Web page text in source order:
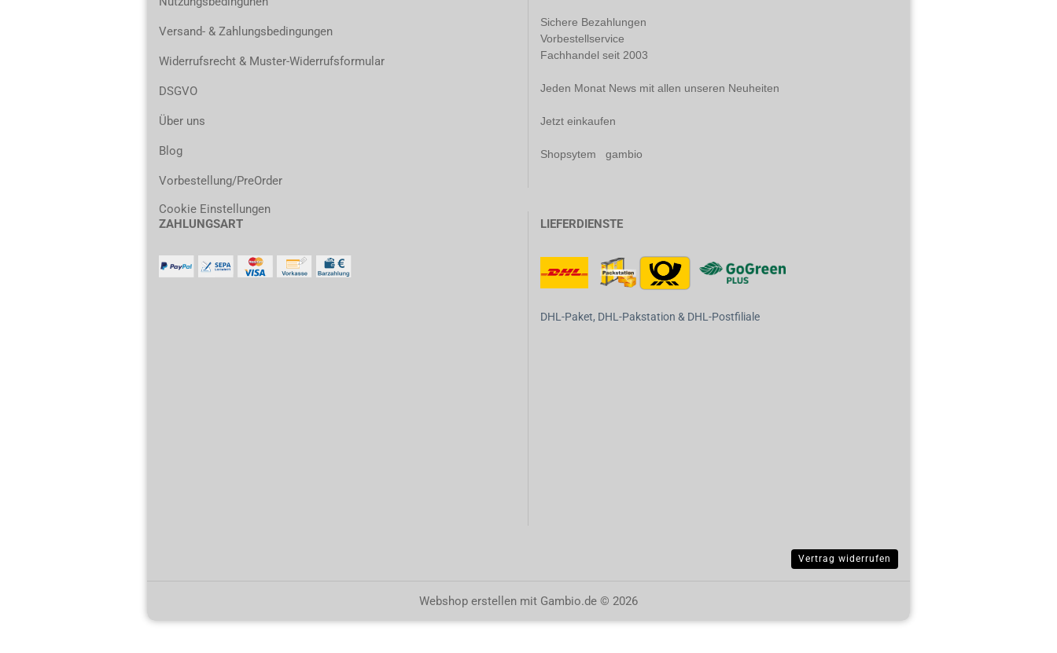
Versand- & Zahlungsbedingungen
Widerrufsrecht & Muster-Widerrufsformular
DSGVO
Über uns
Blog
Vorbestellung/PreOrder
Cookie Einstellungen
Sichere Bezahlungen
Vorbestellservice
Fachhandel seit 2003
Jeden Monat News mit allen unseren Neuheiten
Jetzt einkaufen
Shopsytem gambio
ZAHLUNGSART LIEFERDIENSTE
DHL-Paket, DHL-Pakstation & DHL-Postfiliale
Vertrag widerrufen
Webshop erstellen mit Gambio.de © 2026